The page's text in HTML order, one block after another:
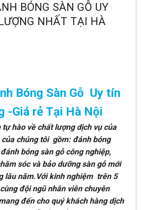
BÓNG SÀN GỖ UY
NHẤT TẠI HÀ
Bóng Sàn Gỗ Uy tín
-Giá rẻ Tại Hà Nội
tự hào về chất lượng dịch vụ của
của chúng tôi gồm: đánh bóng
bóng sàn gỗ công nghiệp,
sóc và bảo dưỡng sàn gỗ mới
lâu năm.Với kinh nghiệm trên 5
đội ngũ nhân viên chuyên
đến cho quý khách hàng dịch